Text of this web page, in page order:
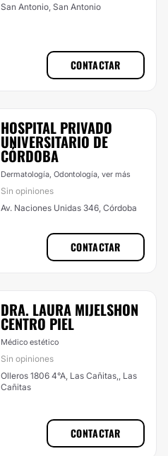
San Antonio, San Antonio
CONTACTAR
HOSPITAL PRIVADO
UNIVERSITARIO DE
CÓRDOBA
Dermatología, Odontología, ver más
Sin opiniones
Av. Naciones Unidas 346, Córdoba
CONTACTAR
DRA. LAURA MIJELSHON
CENTRO PIEL
Médico estético
Sin opiniones
Olleros 1806 4°A, Las Cañitas,, Las
Cañitas
CONTACTAR